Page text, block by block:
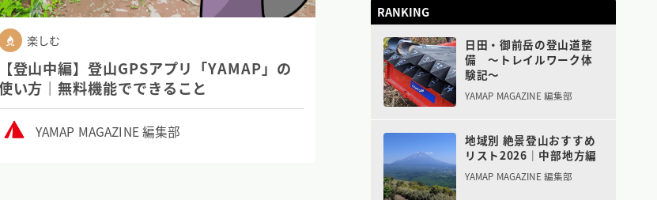
楽しむ
【登山中編】登山GPSアプリ「YAMAP」の
い方｜無料機能でできること
YAMAP MAGAZINE 編集部
RANKING
日田・御前岳の登山道整
備 〜トレイルワーク体
験記〜
YAMAP MAGAZINE 編集部
地域別 絶景登山おすすめ
リスト2026｜中部地方編
YAMAP MAGAZINE 編集部